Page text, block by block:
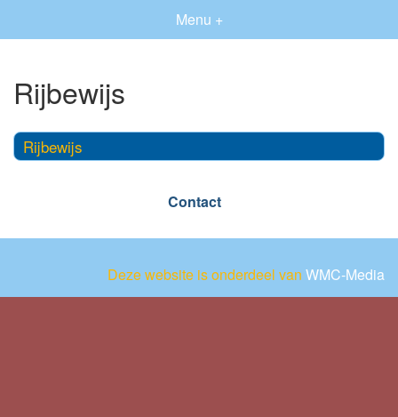
Menu +
Rijbewijs
Rijbewijs
Contact
Deze website is onderdeel van WMC-Media